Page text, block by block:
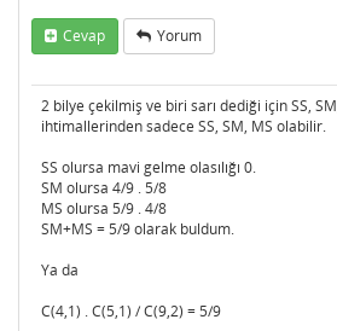
Cevap Yorum
2 bilye çekilmiş ve biri sarı dediği için SS,
ihtimallerinden sadece SS, SM, MS olabilir.
SS olursa mavi gelme olasılığı 0.
SM olursa 4/9 . 5/8
MS olursa 5/9 . 4/8
SM+MS = 5/9 olarak buldum.
Ya da
C(4,1) . C(5,1) / C(9,2) = 5/9